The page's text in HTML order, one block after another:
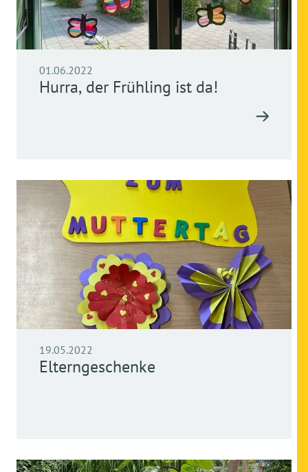
01.06.2022
Hurra, der Frühling ist da!
19.05.2022
Elterngeschenke